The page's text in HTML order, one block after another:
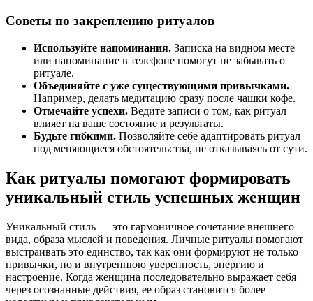
Советы по закреплению ритуалов
Используйте напоминания. Записка на видном месте
или напоминание в телефоне помогут не забывать о
ритуале.
Объединяйте с уже существующими привычками.
Например, делать медитацию сразу после чашки кофе.
Отмечайте успехи. Ведите записи о том, как ритуал
влияет на ваше состояние и результаты.
Будьте гибкими. Позволяйте себе адаптировать ритуал
под меняющиеся обстоятельства, не отказываясь от сути.
Как ритуалы помогают формировать
уникальный стиль успешных женщин
Уникальный стиль — это гармоничное сочетание внешнего
вида, образа мыслей и поведения. Личные ритуалы помогают
выстраивать это единство, так как они формируют не только
привычки, но и внутреннюю уверенность, энергию и
настроение. Когда женщина последовательно выражает себя
через осознанные действия, ее образ становится более